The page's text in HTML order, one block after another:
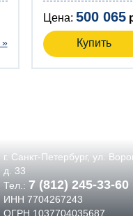
»
Цена:500 065
Купить
г. Санкт-Петербург, ул.
д. 33
Тел.: 7 (812) 245-33-60
ИНН 7704267243
ОГРН 1037704035687